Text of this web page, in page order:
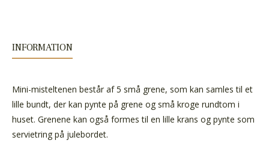
INFORMATION
Mini-misteltenen består af 5 små grene, som kan samles til et
lille bundt, der kan pynte på grene og små kroge rundtom i
huset. Grenene kan også formes til en lille krans og pynte som
servietring på julebordet.